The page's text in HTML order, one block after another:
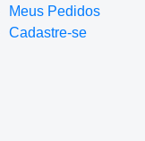
Meus Pedidos
Cadastre-se